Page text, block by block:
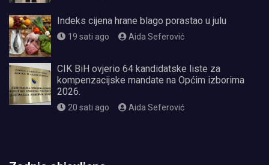
Indeks cijena hrane blago porastao u julu
19 sati ago Aida Seferović
CIK BiH ovjerio 64 kandidatske liste za
kompenzacijske mandate na Općim izborima
2026.
20 sati ago Aida Seferović